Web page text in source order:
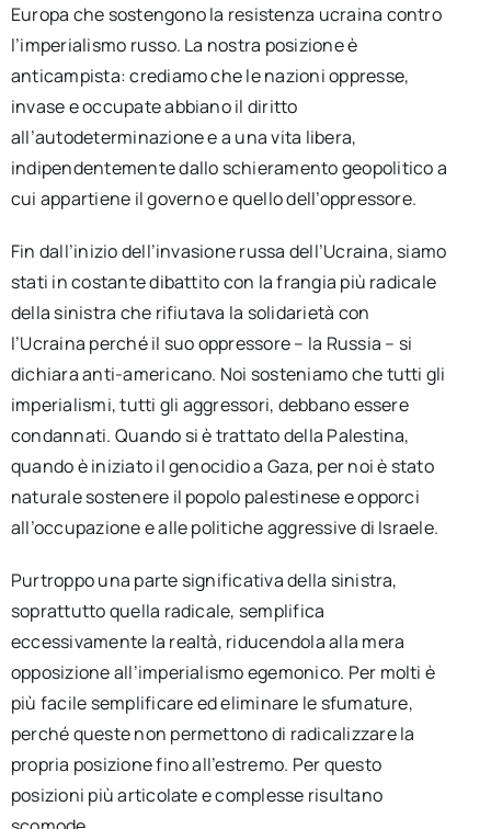
Europa che sostengono la resistenza ucraina contro
l’imperialismo russo. La nostra posizione è
anticampista: crediamo che le nazioni oppresse,
invase e occupate abbiano il diritto
all’autodeterminazione e a una vita libera,
indipendentemente dallo schieramento geopolitico a
cui appartiene il governo e quello dell’oppressore.
Fin dall’inizio dell’invasione russa dell’Ucraina, siamo
stati in costante dibattito con la frangia più radicale
della sinistra che rifiutava la solidarietà con
l’Ucraina perché il suo oppressore – la Russia – si
dichiara anti-americano. Noi sosteniamo che tutti gli
imperialismi, tutti gli aggressori, debbano essere
condannati. Quando si è trattato della Palestina,
quando è iniziato il genocidio a Gaza, per noi è stato
naturale sostenere il popolo palestinese e opporci
all’occupazione e alle politiche aggressive di Israele.
Purtroppo una parte significativa della sinistra,
soprattutto quella radicale, semplifica
eccessivamente la realtà, riducendola alla mera
opposizione all’imperialismo egemonico. Per molti è
più facile semplificare ed eliminare le sfumature,
perché queste non permettono di radicalizzare la
propria posizione fino all’estremo. Per questo
posizioni più articolate e complesse risultano